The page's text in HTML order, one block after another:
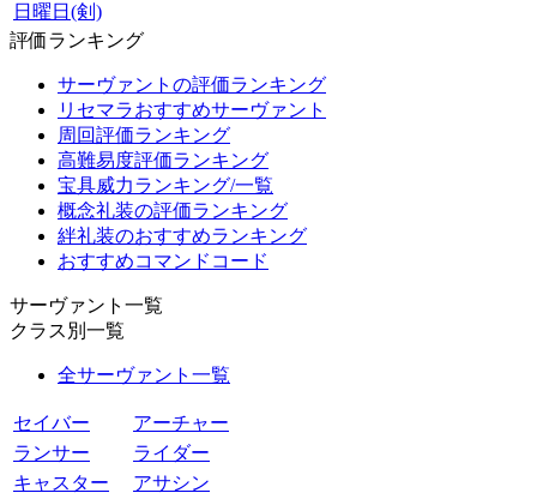
日曜日(剣)
評価ランキング
サーヴァントの評価ランキング
リセマラおすすめサーヴァント
周回評価ランキング
高難易度評価ランキング
宝具威力ランキング/一覧
概念礼装の評価ランキング
絆礼装のおすすめランキング
おすすめコマンドコード
サーヴァント一覧
クラス別一覧
全サーヴァント一覧
セイバー
アーチャー
ランサー
ライダー
キャスター
アサシン